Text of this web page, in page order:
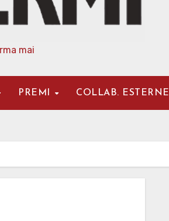
mai
PREMI COLLAB. ESTERNE